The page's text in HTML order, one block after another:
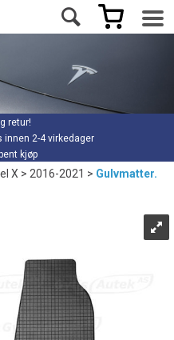
retur!
innen 2-4 virkedager
kjøp
X>2016-2021 >Gulvmatter.